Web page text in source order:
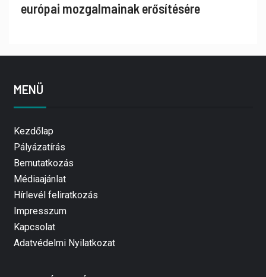
európai mozgalmainak erősítésére
MENÜ
Kezdőlap
Pályázatírás
Bemutatkozás
Médiaajánlat
Hírlevél feliratkozás
Impresszum
Kapcsolat
Adatvédelmi Nyilatkozat